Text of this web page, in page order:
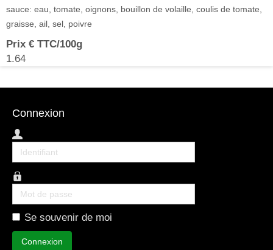
sauce: eau, tomate, oignons, bouillon de volaille, coulis de tomate,
graisse, ail, sel, poivre
Prix € TTC/100g
1.64
Connexion
Identifiant
Mot
de
passeSe souvenir de moi
Connexion